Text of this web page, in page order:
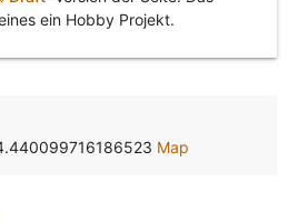
ein Hobby Projekt.
Map